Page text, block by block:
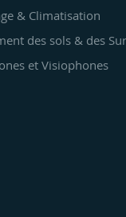
& Climatisation
des sols & des
et Visiophones